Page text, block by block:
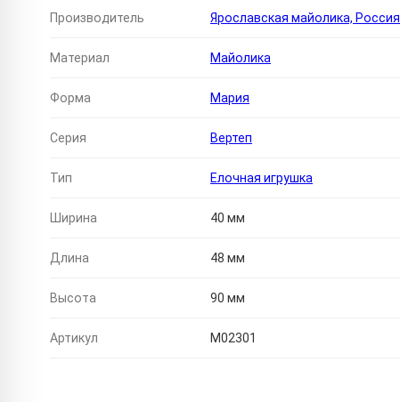
Производитель Ярославская майолика, Россия
Материал Майолика
Форма Мария
Серия Вертеп
Тип Елочная игрушка
Ширина 40 мм
Длина 48 мм
Высота 90 мм
Артикул M02301